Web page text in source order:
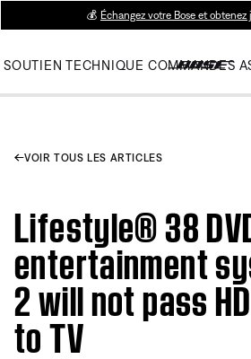
💰 Échangez votre Bose et obtenez
SOUTIEN TECHNIQUE COMMANDES
VOIR TOUS LES ARTICLES
Lifestyle® 38
entertainment
2 will not pass
to TV